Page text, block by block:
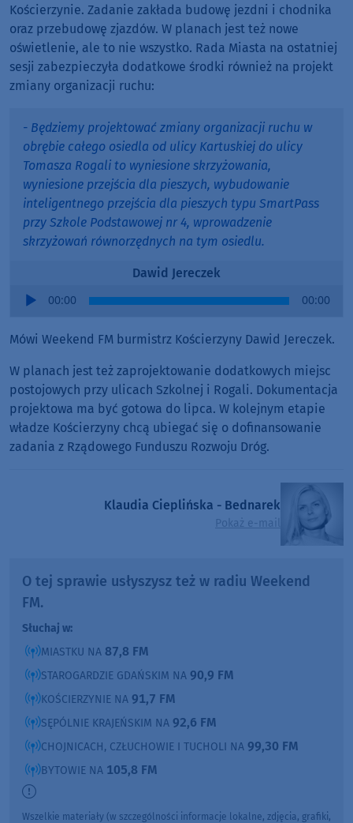
Kościerzynie. Zadanie zakłada budowę jezdni i chodnika
oraz przebudowę zjazdów. W planach jest też nowe
oświetlenie, ale to nie wszystko. Rada Miasta na ostatniej
sesji zabezpieczyła dodatkowe środki również na projekt
zmiany organizacji ruchu:
- Będziemy projektować zmiany organizacji ruchu w
obrębie całego osiedla od ulicy Kartuskiej do ulicy
Tomasza Rogali to wyniesione skrzyżowania,
wyniesione przejścia dla pieszych, wybudowanie
inteligentnego przejścia dla pieszych typu SmartPass
przy Szkole Podstawowej nr 4, wprowadzenie
skrzyżowań równorzędnych na tym osiedlu.
Dawid Jereczek
Audio
00:00 00:00
Mówi Weekend FM burmistrz Kościerzyny Dawid Jereczek.
W planach jest też zaprojektowanie dodatkowych miejsc
postojowych przy ulicach Szkolnej i Rogali. Dokumentacja
projektowa ma być gotowa do lipca. W kolejnym etapie
władze Kościerzyny chcą ubiegać się o dofinansowanie
zadania z Rządowego Funduszu Rozwoju Dróg.
Klaudia Cieplińska - Bednarek
Pokaż e-mail
O tej sprawie usłyszysz też w radiu Weekend
FM.
Słuchaj w:
MIASTKU NA 87,8 FM
STAROGARDZIE GDAŃSKIM NA 90,9 FM
KOŚCIERZYNIE NA 91,7 FM
SĘPÓLNIE KRAJEŃSKIM NA 92,6 FM
CHOJNICACH, CZŁUCHOWIE I TUCHOLI NA 99,30 FM
BYTOWIE NA 105,8 FM
Wszelkie materiały (w szczególności informacje lokalne, zdjęcia, grafiki,